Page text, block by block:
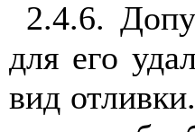
2.4.6.
для его
вид